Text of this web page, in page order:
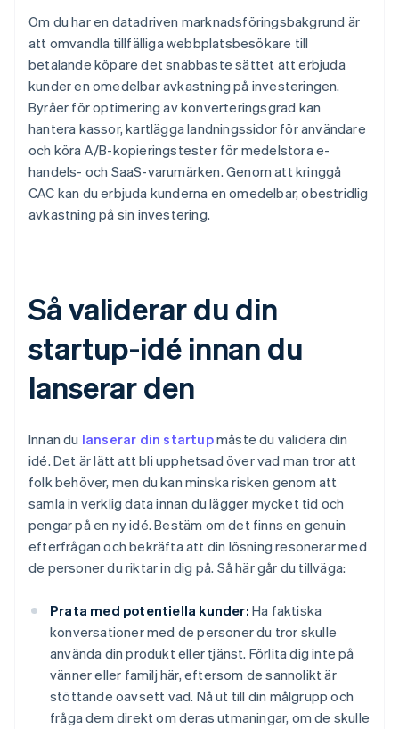
Om du har en datadriven marknadsföringsbakgrund är
att omvandla tillfälliga webbplatsbesökare till
betalande köpare det snabbaste sättet att erbjuda
kunder en omedelbar avkastning på investeringen.
Byråer för optimering av konverteringsgrad kan
hantera kassor, kartlägga landningssidor för användare
och köra A/B-kopieringstester för medelstora e-
handels- och SaaS-varumärken. Genom att kringgå
CAC kan du erbjuda kunderna en omedelbar, obestridlig
avkastning på sin investering.
Så validerar du din
startup-idé innan du
lanserar den
Innan du lanserar din startupmåste du validera din
idé. Det är lätt att bli upphetsad över vad man tror att
folk behöver, men du kan minska risken genom att
samla in verklig data innan du lägger mycket tid och
pengar på en ny idé. Bestäm om det finns en genuin
efterfrågan och bekräfta att din lösning resonerar med
de personer du riktar in dig på. Så här går du tillväga:
Prata med potentiella kunder: Ha faktiska
konversationer med de personer du tror skulle
använda din produkt eller tjänst. Förlita dig inte på
vänner eller familj här, eftersom de sannolikt är
stöttande oavsett vad. Nå ut till din målgrupp och
fråga dem direkt om deras utmaningar, om de skulle